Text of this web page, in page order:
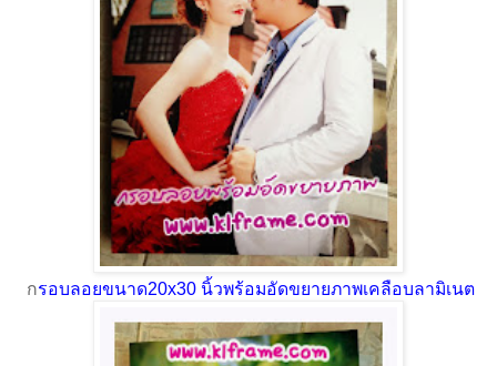
กรอบลอยขนาด20x30 นิ้วพร้อมอัดขยายภาพเคลือบลามิเนต